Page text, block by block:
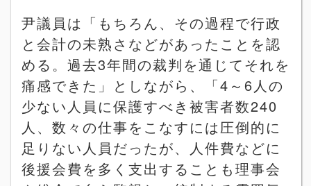
尹議員は「もちろん、その過程で行政
と会計の未熟さなどがあったことを認
める。過去3年間の裁判を通じてそれを
痛感できた」としながら、「4 ～ 6人の
少ない人員に保護すべき被害者数240
人、数々の仕事をこなすには圧倒的に
足りない人員だったが、人件費などに
後援会費を多く支出することも理事会